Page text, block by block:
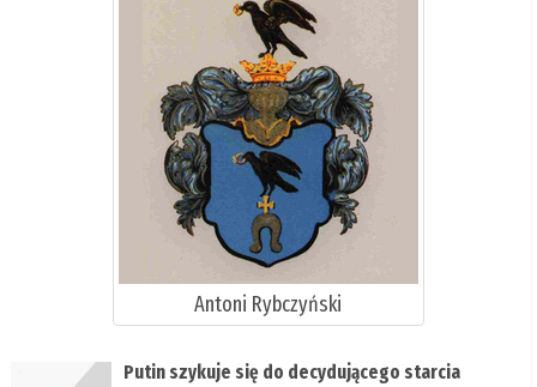
Antoni Rybczyński
Putin szykuje się do decydującego starcia